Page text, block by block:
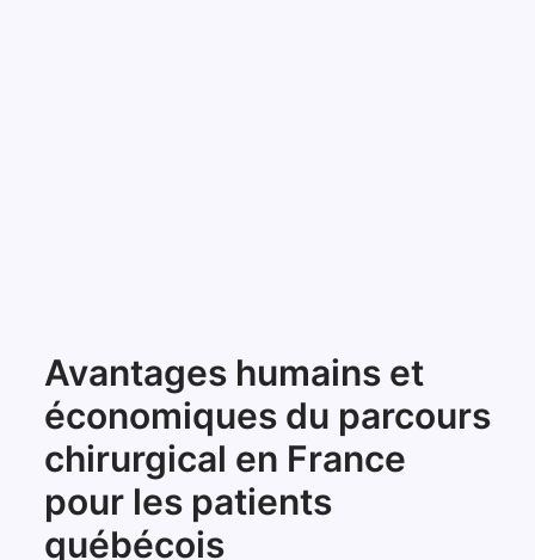
Avantages humains et
économiques du parcours
chirurgical en France
pour les patients
québécois